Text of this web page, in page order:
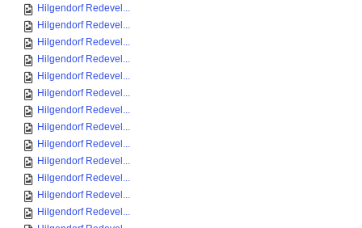
Hilgendorf Redevel...
Hilgendorf Redevel...
Hilgendorf Redevel...
Hilgendorf Redevel...
Hilgendorf Redevel...
Hilgendorf Redevel...
Hilgendorf Redevel...
Hilgendorf Redevel...
Hilgendorf Redevel...
Hilgendorf Redevel...
Hilgendorf Redevel...
Hilgendorf Redevel...
Hilgendorf Redevel...